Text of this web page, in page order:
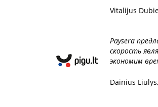
Vitalijus
Paysera
скорость
экономим
Dainius